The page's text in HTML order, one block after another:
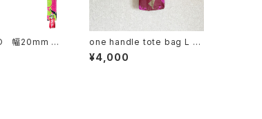
O 幅20mm リ
one handle tote bag L ワ
ンハンドル トートバッグ e
¥4,000